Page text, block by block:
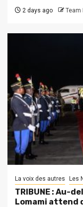
2 days ago Team
La voix des autres Les
TRIBUNE : Au-
Lomami attend